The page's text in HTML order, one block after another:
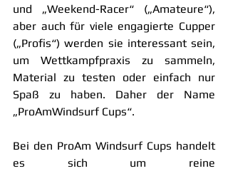
und „Weekend-Racer“ („Amateure“),
aber auch für viele engagierte Cupper
(„Profis“) werden sie interessant sein,
um Wettkampfpraxis zu sammeln,
Material zu testen oder einfach nur
Spaß zu haben. Daher der Name
„ProAmWindsurf Cups“.
Bei den ProAm Windsurf Cups handelt
es sich um reine